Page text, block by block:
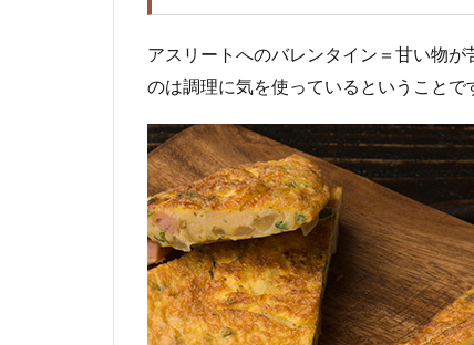
アスリートへのバレンタイン＝甘い物
のは調理に気を使っているということで